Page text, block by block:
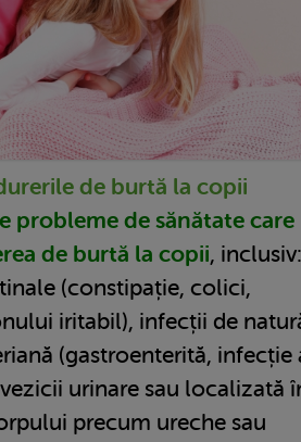
de burtă la copii
probleme de sănătate care
de burtă la copii, inclusiv:
(constipație, colici,
iritabil), infecții de
(gastroenterită, infecție
urinare sau localizată
precum ureche sau